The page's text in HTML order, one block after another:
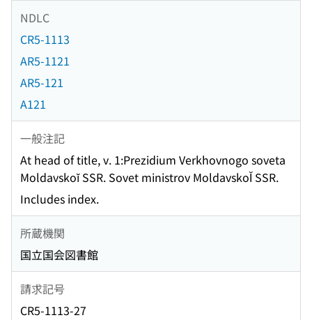
NDLC
CR5-1113
AR5-1121
AR5-121
A121
一般注記
At head of title, v. 1:Prezidium Verkhovnogo soveta
Moldavskoĭ SSR. Sovet ministrov MoldavskoĬ SSR.
Includes index.
所蔵機関
国立国会図書館
請求記号
CR5-1113-27